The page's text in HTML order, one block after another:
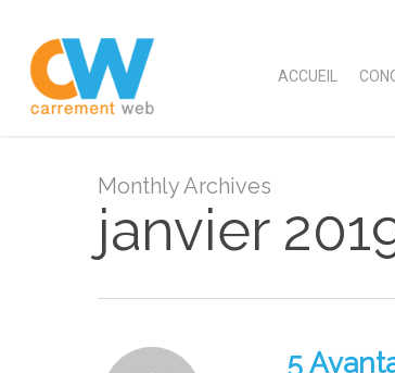
main
content
ACCUEIL
Monthly Archives
janvier
5